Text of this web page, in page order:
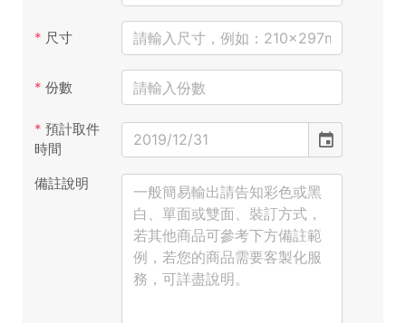
* 尺寸
* 份數
* 預計取件
時間
event
備註說明